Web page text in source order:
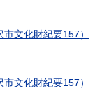
文化財紀要157）
文化財紀要157）